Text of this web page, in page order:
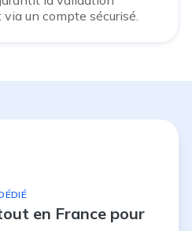
un compte sécurisé.
en France pour